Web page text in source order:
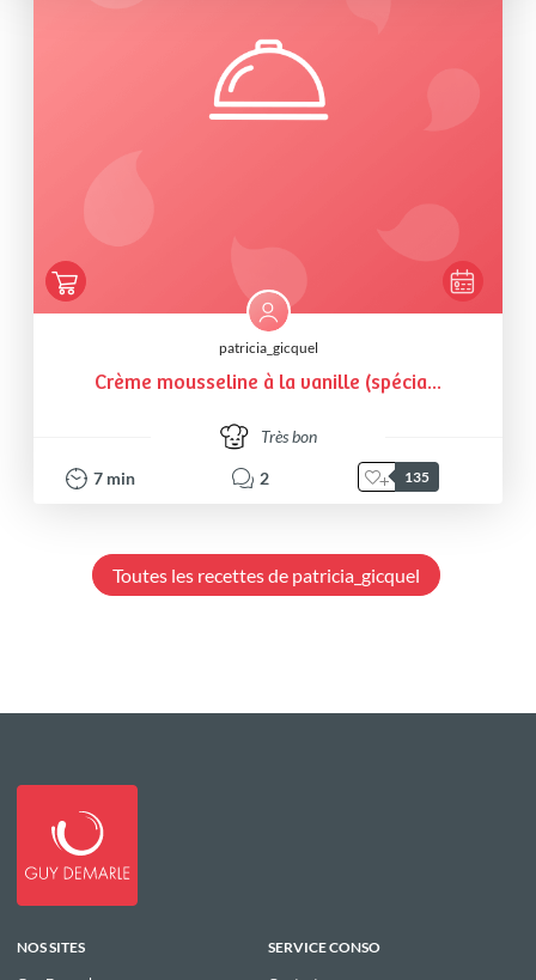
patricia_gicquel
Crème mousseline à la vanille (spécia...
Très bon
7 min 2 135
Toutes les recettes de patricia_gicquel
NOS SITES
SERVICE CONSO